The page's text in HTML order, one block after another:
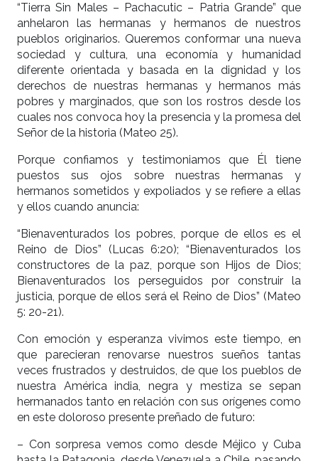
“Tierra Sin Males – Pachacutic – Patria Grande” que
anhelaron las hermanas y hermanos de nuestros
pueblos originarios. Queremos conformar una nueva
sociedad y cultura, una economía y humanidad
diferente orientada y basada en la dignidad y los
derechos de nuestras hermanas y hermanos más
pobres y marginados, que son los rostros desde los
cuales nos convoca hoy la presencia y la promesa del
Señor de la historia (Mateo 25).
Porque confiamos y testimoniamos que Él tiene
puestos sus ojos sobre nuestras hermanas y
hermanos sometidos y expoliados y se refiere a ellas
y ellos cuando anuncia:
“Bienaventurados los pobres, porque de ellos es el
Reino de Dios” (Lucas 6:20); “Bienaventurados los
constructores de la paz, porque son Hijos de Dios;
Bienaventurados los perseguidos por construir la
justicia, porque de ellos será el Reino de Dios” (Mateo
5: 20-21).
Con emoción y esperanza vivimos este tiempo, en
que parecieran renovarse nuestros sueños tantas
veces frustrados y destruidos, de que los pueblos de
nuestra América india, negra y mestiza se sepan
hermanados tanto en relación con sus orígenes como
en este doloroso presente preñado de futuro:
– Con sorpresa vemos como desde Méjico y Cuba